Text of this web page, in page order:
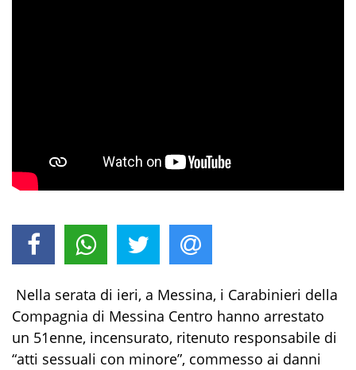
Nella serata di ieri, a Messina, i Carabinieri della
Compagnia di Messina Centro hanno arrestato
un 51enne, incensurato, ritenuto responsabile di
“atti sessuali con minore”, commesso ai danni